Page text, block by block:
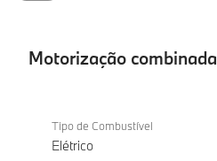
Motorização combinada
combinada
iX2
xDrive30
Tipo de Combustível
Elétrico